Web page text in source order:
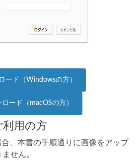
ード（Windowsの方）
ロード（macOSの方）
用の方
、本書の手順通りに画像をアップ
せん。